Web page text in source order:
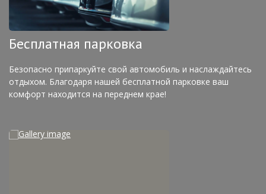
Бесплатная парковка
Безопасно припаркуйте свой автомобиль и наслаждайтесь
отдыхом. Благодаря нашей бесплатной парковке ваш
комфорт находится на переднем крае!